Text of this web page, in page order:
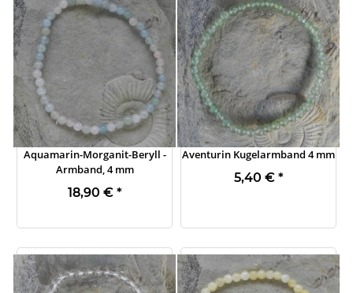
Aquamarin-Morganit-Beryll -
Armband, 4 mm
18,90 € *
Aventurin Kugelarmband 4 mm
5,40 € *